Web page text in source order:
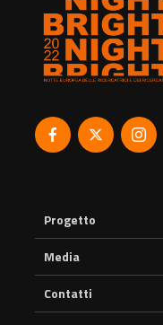
Progetto
Media
Contatti